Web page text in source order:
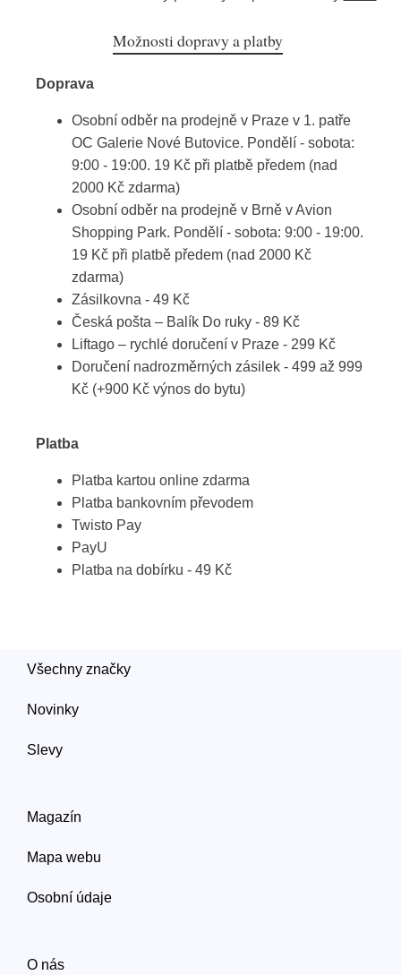
Možnosti dopravy a platby
Doprava
Osobní odběr na prodejně v Praze v 1. patře
OC Galerie Nové Butovice. Pondělí - sobota:
9:00 - 19:00. 19 Kč při platbě předem (nad
2000 Kč zdarma)
Osobní odběr na prodejně v Brně v Avion
Shopping Park. Pondělí - sobota: 9:00 - 19:00.
19 Kč při platbě předem (nad 2000 Kč
zdarma)
Zásilkovna - 49 Kč
Česká pošta – Balík Do ruky - 89 Kč
Liftago – rychlé doručení v Praze - 299 Kč
Doručení nadrozměrných zásilek - 499 až 999
Kč (+900 Kč výnos do bytu)
Platba
Platba kartou online zdarma
Platba bankovním převodem
Twisto Pay
PayU
Platba na dobírku - 49 Kč
Všechny značky
Novinky
Slevy
Magazín
Mapa webu
Osobní údaje
O nás